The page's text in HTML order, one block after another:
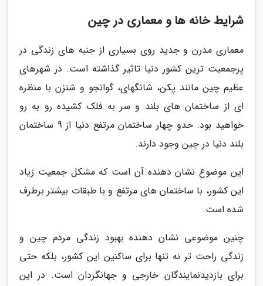
شرایط خانه ها و معماری در چین
معماری مدرن و جدید روی بسیاری از جنبه های زندگی در
پرجمعیت ترین کشور دنیا تاثیر گذاشته است. در شهرهای
عظیم چین مانند پکن، شانگهای، گوانجو و شنزن با منظره
ای از ساختمان های بلند و سر به فلک کشیده رو به رو
خواهید بود. حدو چهار ساختمان مرتفع دنیا از 9 ساختمان
بلند دنیا در چین وجود دارند.
این موضوع نشان دهنده آن است که مشکل جمعیت زیاد
این کشور، با ساختمان های مرتفع و با طبقات بیشتر برطرف
شده است.
چنین موضوعی نشان دهنده بهبود زندگی مردم چین و
زندگی راحت تر نه تنها برای ساکنین این کشور، بلکه حتی
برای بازدیدنمایندگان خارجی و جهانگردان است. در این